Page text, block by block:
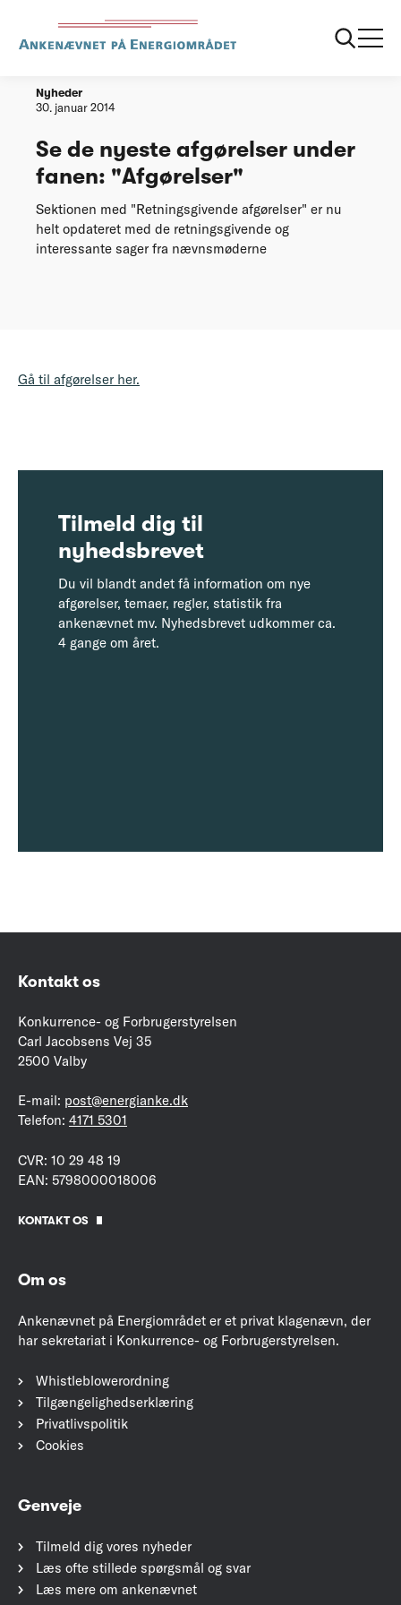
20130711 Se de nyeste afgoerelser under fanen Afgoerelser
Nyheder
30. januar 2014
Se de nyeste afgørelser under
fanen: "Afgørelser"
Sektionen med "Retningsgivende afgørelser" er nu
helt opdateret med de retningsgivende og
interessante sager fra nævnsmøderne
Gå til afgørelser her.
Tilmeld dig til
nyhedsbrevet
Du vil blandt andet få information om nye
afgørelser, temaer, regler, statistik fra
ankenævnet mv. Nyhedsbrevet udkommer ca.
4 gange om året.
Kontakt os
Konkurrence- og Forbrugerstyrelsen
Carl Jacobsens Vej 35
2500 Valby
E-mail: post@energianke.dk
Telefon: 4171 5301
CVR: 10 29 48 19
EAN: 5798000018006
KONTAKT OS
Om os
Ankenævnet på Energiområdet er et privat klagenævn, der
har sekretariat i Konkurrence- og Forbrugerstyrelsen.
Whistleblowerordning
Tilgængelighedserklæring
Privatlivspolitik
Cookies
Genveje
Tilmeld dig vores nyheder
Læs ofte stillede spørgsmål og svar
Læs mere om ankenævnet